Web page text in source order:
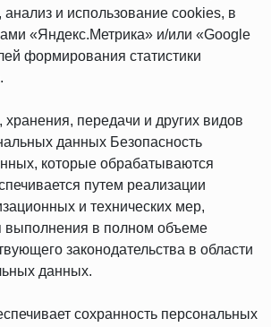
анализ и использование cookies, в
«Яндекс.Метрика» и/или «Google
формирования статистики
передачи и других видов
данных Безопасность
которые обрабатываются
путем реализации
и технических мер,
выполнения в полном объеме
законодательства в области
данных.
сохранность персональных